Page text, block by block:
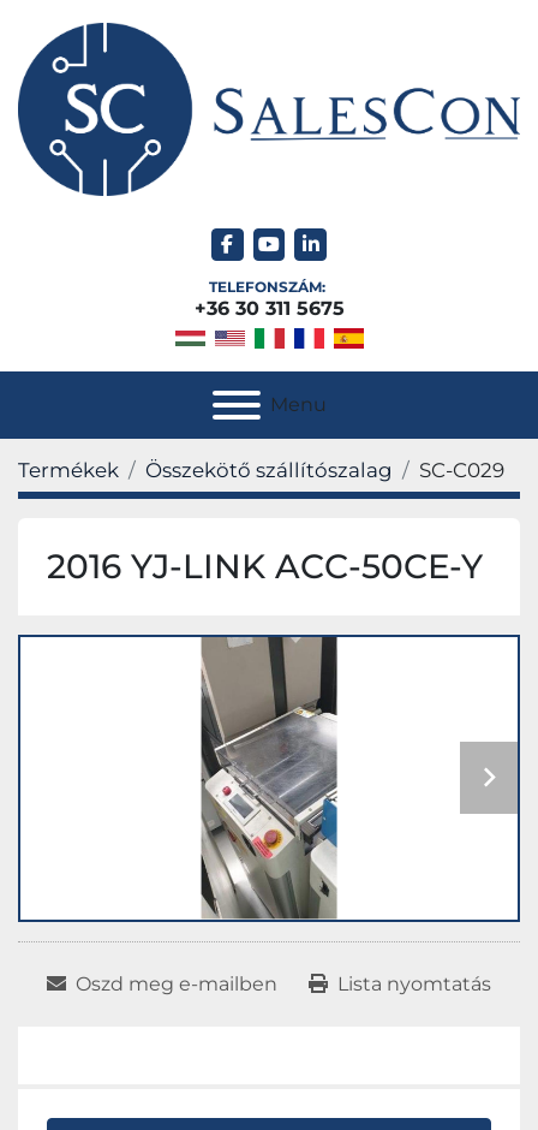
facebook
youtubelinkedin
TELEFONSZÁM:
+36 30 311 5675
Menu
Termékek Összekötő szállítószalag SC-C029
2016 YJ-LINK ACC-50CE-Y
Oszd meg e-mailben Lista nyomtatás